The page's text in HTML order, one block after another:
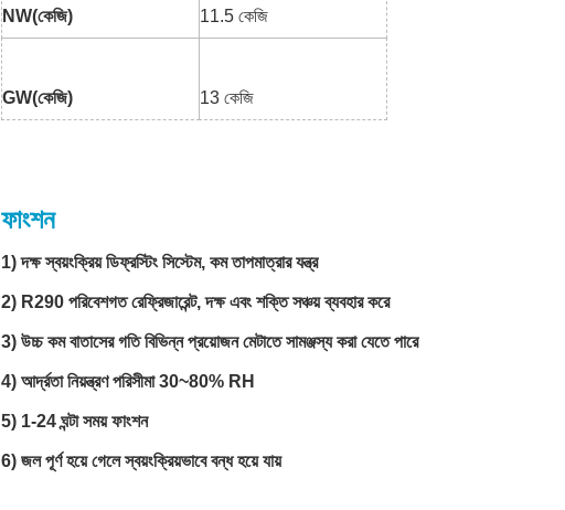
NW(কেজি) 11.5 কেজি
GW(কেজি) 13 কেজি
ফাংশন
1) দক্ষ স্বয়ংক্রিয় ডিফ্রস্টিং সিস্টেম, কম তাপমাত্রার যন্ত্র
2) R290 পরিবেশগত রেফ্রিজারেন্ট, দক্ষ এবং শক্তি সঞ্চয় ব্যবহার করে
3) উচ্চ কম বাতাসের গতি বিভিন্ন প্রয়োজন মেটাতে সামঞ্জস্য করা যেতে পারে
4) আর্দ্রতা নিয়ন্ত্রণ পরিসীমা 30~80% RH
5) 1-24 ঘন্টা সময় ফাংশন
6) জল পূর্ণ হয়ে গেলে স্বয়ংক্রিয়ভাবে বন্ধ হয়ে যায়